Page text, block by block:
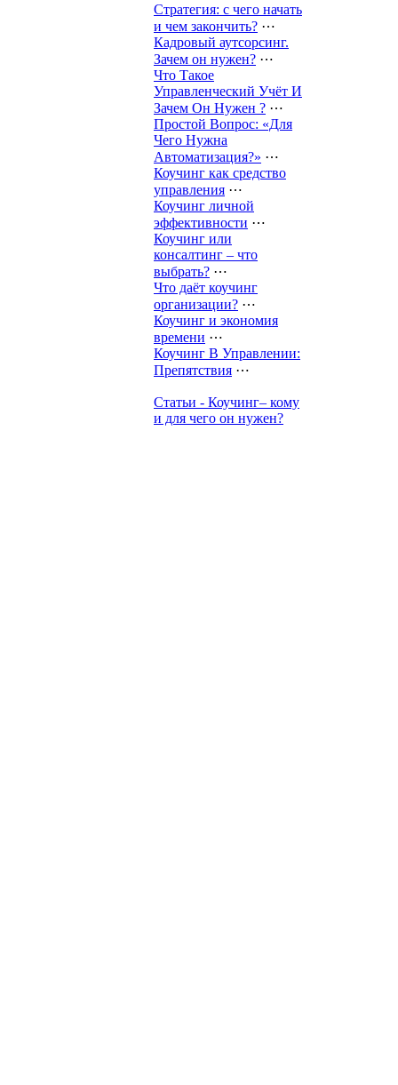
Стратегия: с чего начать
и чем закончить? ⋯
Кадровый аутсорсинг.
Зачем он нужен? ⋯
Что Такое
Управленческий Учёт И
Зачем Он Нужен ? ⋯
Простой Вопрос: «Для
Чего Нужна
Автоматизация?» ⋯
Коучинг как средство
управления ⋯
Коучинг личной
эффективности ⋯
Коучинг или
консалтинг – что
выбрать? ⋯
Что даёт коучинг
организации? ⋯
Коучинг и экономия
времени ⋯
Коучинг В Управлении:
Препятствия ⋯
Статьи - Коучинг– кому
и для чего он нужен?